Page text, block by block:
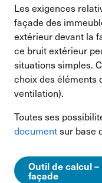
Les exigences
façade des
extérieur devant la
ce bruit extérieur
situations simples.
choix des éléments
ventilation).
Toutes ses
documentsur base
Outil de calcul
façade